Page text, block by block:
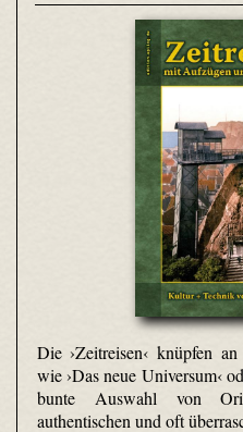
Die ›Zeitreisen‹ knüpfen
wie ›Das neue Universum‹
bunte Auswahl von
authentischen und oft